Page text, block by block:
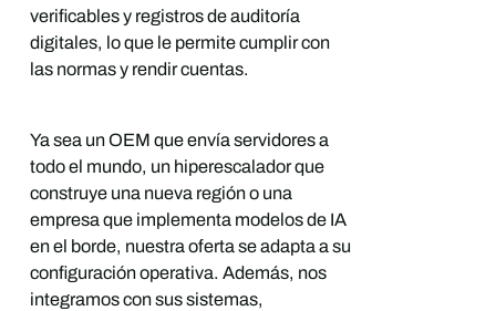
verificables y registros de auditoría
digitales, lo que le permite cumplir con
las normas y rendir cuentas.
Ya sea un OEM que envía servidores a
todo el mundo, un hiperescalador que
construye una nueva región o una
empresa que implementa modelos de IA
en el borde, nuestra oferta se adapta a su
configuración operativa. Además, nos
integramos con sus sistemas,